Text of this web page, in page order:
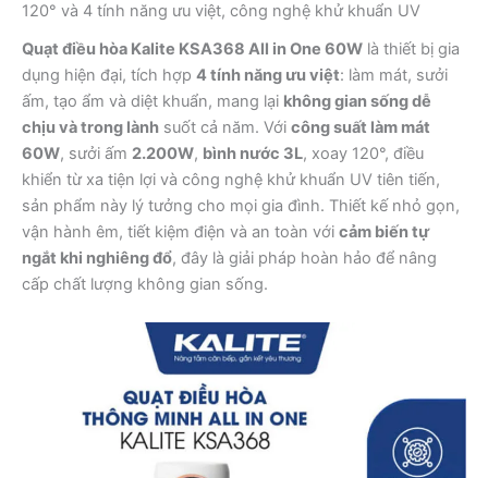
120° và 4 tính năng ưu việt, công nghệ khử khuẩn UV
Quạt điều hòa Kalite KSA368 All in One 60W là thiết bị gia
dụng hiện đại, tích hợp 4 tính năng ưu việt: làm mát, sưởi
ấm, tạo ẩm và diệt khuẩn, mang lại không gian sống dễ
chịu và trong lành suốt cả năm. Với công suất làm mát
60W, sưởi ấm 2.200W, bình nước 3L, xoay 120°, điều
khiển từ xa tiện lợi và công nghệ khử khuẩn UV tiên tiến,
sản phẩm này lý tưởng cho mọi gia đình. Thiết kế nhỏ gọn,
vận hành êm, tiết kiệm điện và an toàn với cảm biến tự
ngắt khi nghiêng đổ, đây là giải pháp hoàn hảo để nâng
cấp chất lượng không gian sống.